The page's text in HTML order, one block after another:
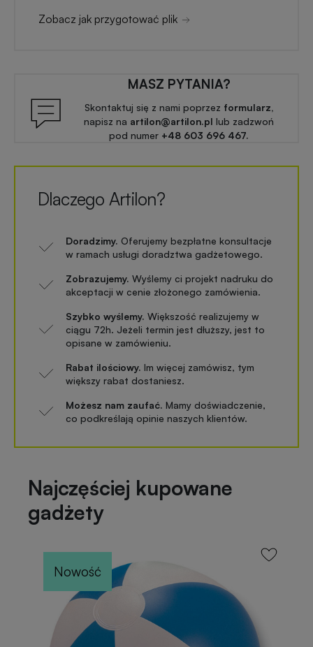
Zobacz jak przygotować plik
MASZ PYTANIA?
Skontaktuj się z nami poprzez formularz,
napisz na artilon@artilon.pl lub zadzwoń
pod numer +48 603 696 467.
Dlaczego Artilon?
Doradzimy. Oferujemy bezpłatne konsultacje
w ramach usługi doradztwa gadżetowego.
Zobrazujemy. Wyślemy ci projekt nadruku do
akceptacji w cenie złożonego zamówienia.
Szybko wyślemy. Większość realizujemy w
ciągu 72h. Jeżeli termin jest dłuższy, jest to
opisane w zamówieniu.
Rabat ilościowy. Im więcej zamówisz, tym
większy rabat dostaniesz.
Możesz nam zaufać. Mamy doświadczenie,
co podkreślają opinie naszych klientów.
Najczęściej kupowane
gadżety
Nowość